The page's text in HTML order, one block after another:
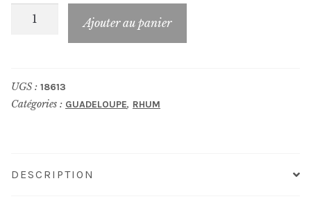
quantité
Alligator
Edition
Ajouter au panier
UGS : 18613
Catégories : GUADELOUPE, RHUM
DESCRIPTION